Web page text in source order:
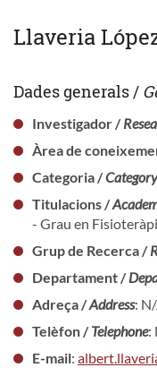
Llaveria
Dades generals /
Investigador /
Àrea de
Categoria /Category
Titulacions /
- Grau en
Grup de Recerca /
Departament /
Adreça /Address:
Telèfon /Telephone:
E-mail: